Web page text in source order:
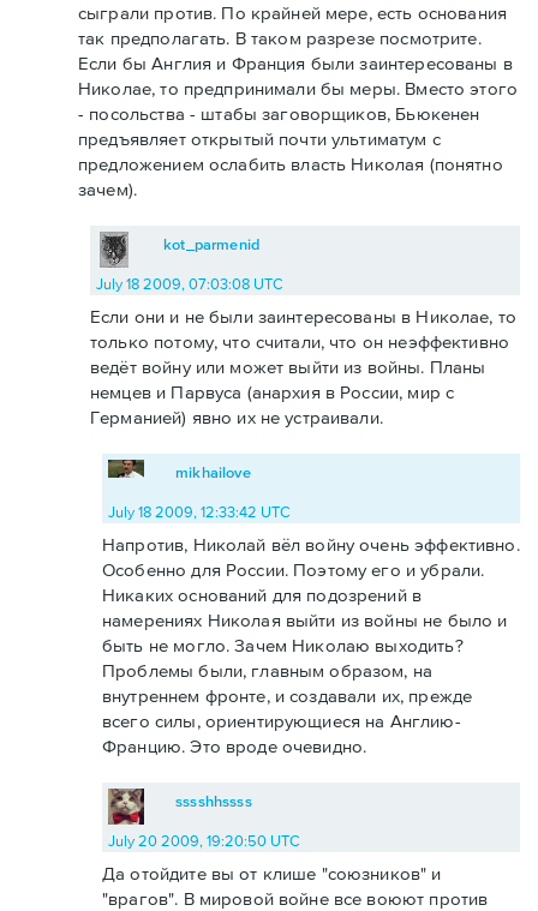
сыграли против. По крайней мере, есть основания
так предполагать. В таком разрезе посмотрите.
Если бы Англия и Франция были заинтересованы в
Николае, то предпринимали бы меры. Вместо этого
- посольства - штабы заговорщиков, Бьюкенен
предъявляет открытый почти ультиматум с
предложением ослабить власть Николая (понятно
зачем).
kot_parmenid
July 18 2009, 07:03:08 UTC
Если они и не были заинтересованы в Николае, то
только потому, что считали, что он неэффективно
ведёт войну или может выйти из войны. Планы
немцев и Парвуса (анархия в России, мир с
Германией) явно их не устраивали.
mikhailove
July 18 2009, 12:33:42 UTC
Напротив, Николай вёл войну очень эффективно.
Особенно для России. Поэтому его и убрали.
Никаких оснований для подозрений в
намерениях Николая выйти из войны не было и
быть не могло. Зачем Николаю выходить?
Проблемы были, главным образом, на
внутреннем фронте, и создавали их, прежде
всего силы, ориентирующиеся на Англию-
Францию. Это вроде очевидно.
sssshhssss
July 20 2009, 19:20:50 UTC
Да отойдите вы от клише "союзников" и
"врагов". В мировой войне все воюют против